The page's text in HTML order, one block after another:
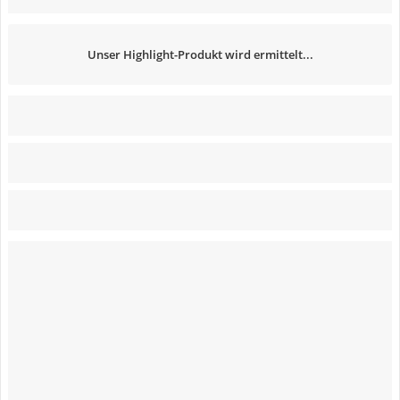
Unser Highlight-Produkt wird ermittelt...